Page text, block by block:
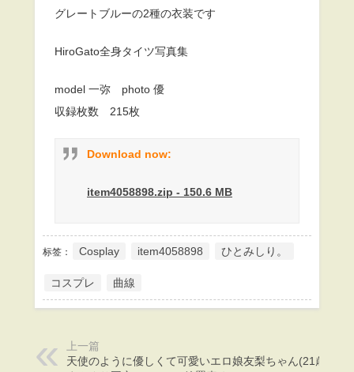
グレートブルーの2種の衣装です
HiroGato全身タイツ写真集
model 一弥 photo 優
収録枚数 215枚
Download now:
item4058898.zip - 150.6 MB
标签： Cosplay item4058898 ひとみしり。
コスプレ 曲線
上一篇
天使のように優しくて可愛いエロ娘友梨ちゃん(21歳)！